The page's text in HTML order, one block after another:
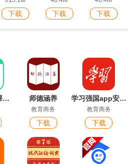
下载 下载 下载
作业帮直播课官方版 师德涵养
教育商务
下载
学习强国app安卓版
教育商务
下载